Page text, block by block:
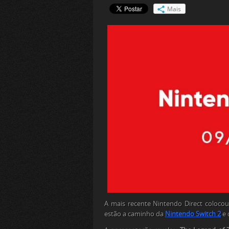
Mais
A mais recente Nintendo Direct
estão a caminho da Nintendo Switch 2e